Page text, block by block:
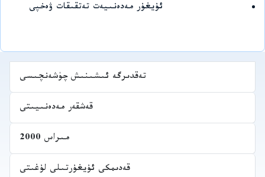
ئۇيغۇر مەدەنىيەت تەتقىقات ۋەخپى
تەقدىرگە ئىشىنىش چۈشەنچىسى
قەشقەر مەدەنىيىتى
مىراس 2000
قەدىمكى ئۇيغۇرتىلى لۇغىتى